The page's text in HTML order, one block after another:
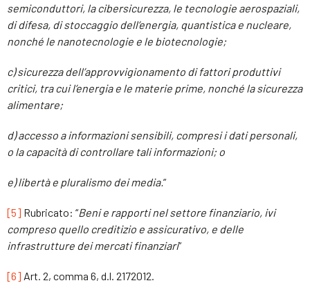
semiconduttori, la cibersicurezza, le tecnologie aerospaziali,
di difesa, di stoccaggio dell’energia, quantistica e nucleare,
nonché le nanotecnologie e le biotecnologie;
c) sicurezza dell’approvvigionamento di fattori produttivi
critici, tra cui l’energia e le materie prime, nonché la sicurezza
alimentare;
d) accesso a informazioni sensibili, compresi i dati personali,
o la capacità di controllare tali informazioni; o
e) libertà e pluralismo dei media.”
[5] Rubricato: “Beni e rapporti nel settore finanziario, ivi
compreso quello creditizio e assicurativo, e delle
infrastrutture dei mercati finanziari”
[6] Art. 2, comma 6, d.l. 2172012.